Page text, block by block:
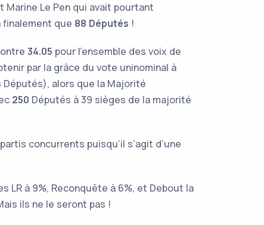
Marine Le Pen qui avait pourtant
finalement que 88 Députés !
34.05 pour l’ensemble des voix de
par la grâce du vote uninominal à
Députés), alors que la Majorité
250 Députés à 39 sièges de la majorité
concurrents puisqu’il s’agit d’une
LR à 9%, Reconquête à 6%, et Debout la
ils ne le seront pas !